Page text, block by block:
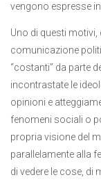
vengono espresse
Uno di questi
comunicazione
“costanti” da parte
incontrastate le
opinioni e
fenomeni sociali o
propria visione del
parallelamente alla
di vedere le cose, di